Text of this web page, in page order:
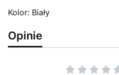
Kolor: Biały
Opinie